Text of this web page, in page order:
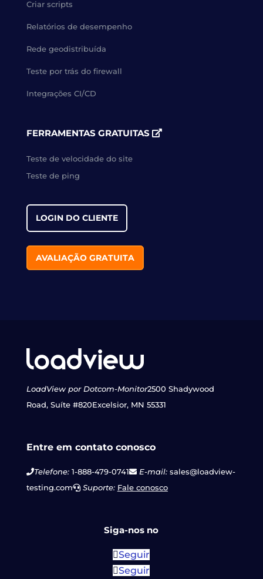
Criar scripts
Relatórios de desempenho
Rede geodistribuída
Teste por trás do firewall
Integrações CI/CD
FERRAMENTAS GRATUITAS
Teste de velocidade do site
Teste de ping
LOGIN DO CLIENTE
AVALIAÇÃO GRATUITA
LoadView por Dotcom-Monitor2500 Shadywood
Road, Suíte #820Excelsior, MN 55331
Entre em contato conosco
Telefone:1-888-479-0741 E-mail:sales@loadview-
testing.com
Suporte: Fale conosco
Siga-nos no
Seguir
Seguir